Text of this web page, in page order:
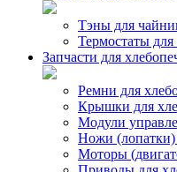
Тэны для
Термостаты
Запчасти для
Ремни для
Крышки для
Модули
Ножи (лопатки)
Моторы